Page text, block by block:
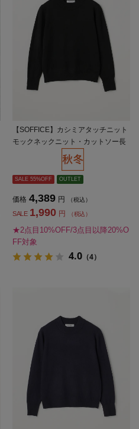
【SOFFICE】カシミアタッチニット
モックネックニット・カットソー長
袖ソフィーチェ秋冬【レディース】
SALE 55%OFF OUTLET
価格 4,389 円 （税込）
SALE 1,990 円 （税込）
★2点目10%OFF/3点目以降20%O
FF対象
4.0 （4）